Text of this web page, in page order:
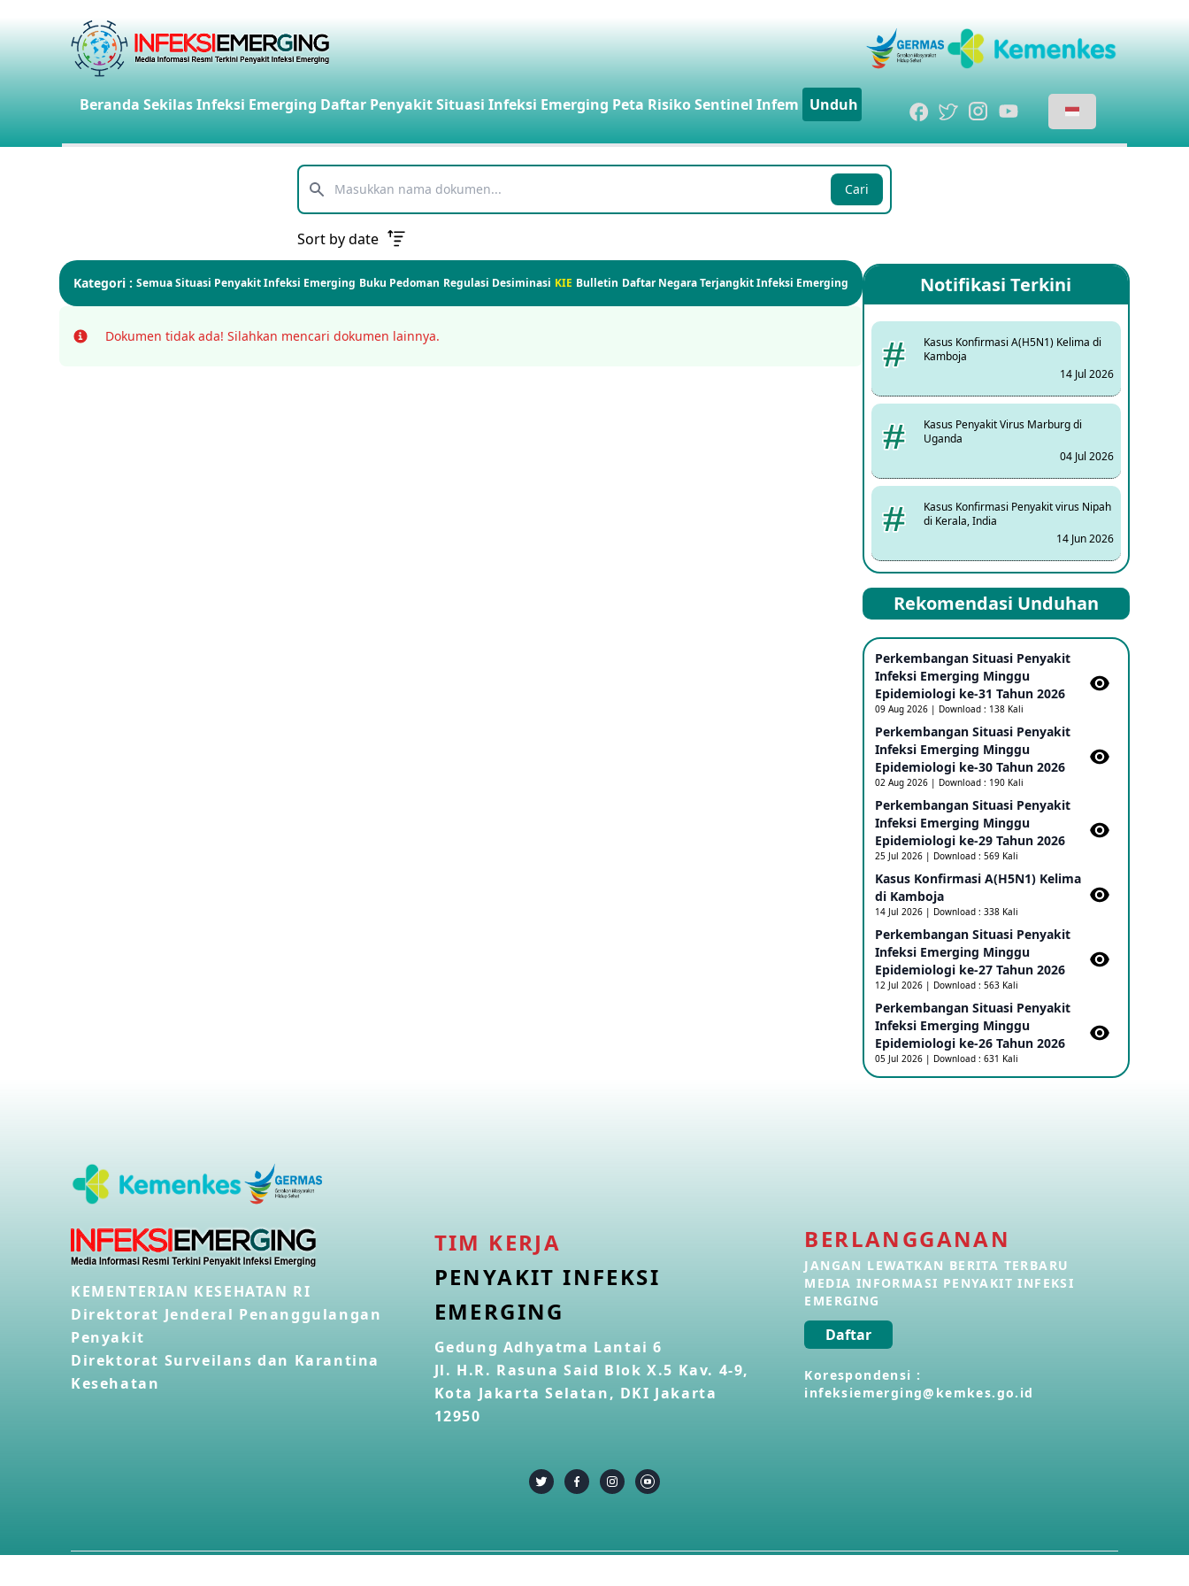
Beranda Sekilas Infeksi Emerging Daftar PenyakitSituasi Infeksi Emerging Peta RisikoSentinel Infem Unduh
Telusuri Cari
Sort by date
Kategori : Semua Situasi Penyakit Infeksi Emerging Buku Pedoman Regulasi Desiminasi KIE Bulletin Daftar Negara Terjangkit Infeksi Emerging
Info Dokumen tidak ada! Silahkan mencari dokumen lainnya.
Notifikasi Terkini
Kasus Konfirmasi A(H5N1) Kelima di
Kamboja
14 Jul 2026
Kasus Penyakit Virus Marburg di
Uganda
04 Jul 2026
Kasus Konfirmasi Penyakit virus Nipah
di Kerala, India
14 Jun 2026
Kasus Dicurigai Penyakit virus Nipah di
Kerala, India
12 Jun 2026
Mpox Clade 1b di Taiwan
25 May 2026
Update Informasi PHEIC Penyakit
Ebola
Penetapan Outbreak Penyakit Ebola di
RD Kongo dan Uganda Sebagai PHEIC
Outbreak Penyakti Ebola di RD Kongo
16 May 2026
Kasus Konfirmasi A(H5NN6) di Cina
08 May 2026
Update Penyakit Virus Hanta Tipe HPS
di Kapal Pesiar MV Hondius
berkaitan dengan CMNV
Inggris
Rekomendasi Unduhan
Perkembangan Situasi Penyakit
Infeksi Emerging Minggu
Epidemiologi ke-31 Tahun 2026
09 Aug 2026 | Download : 138 Kali
Perkembangan Situasi Penyakit
Infeksi Emerging Minggu
Epidemiologi ke-30 Tahun 2026
02 Aug 2026 | Download : 190 Kali
Perkembangan Situasi Penyakit
Infeksi Emerging Minggu
Epidemiologi ke-29 Tahun 2026
25 Jul 2026 | Download : 569 Kali
Kasus Konfirmasi A(H5N1) Kelima
di Kamboja​
14 Jul 2026 | Download : 338 Kali
Perkembangan Situasi Penyakit
Infeksi Emerging Minggu
Epidemiologi ke-27 Tahun 2026
12 Jul 2026 | Download : 563 Kali
Perkembangan Situasi Penyakit
Infeksi Emerging Minggu
Epidemiologi ke-26 Tahun 2026
05 Jul 2026 | Download : 631 Kali
KEMENTERIAN KESEHATAN RI
Direktorat Jenderal Penanggulangan
Penyakit
Direktorat Surveilans dan Karantina
Kesehatan
TIM KERJA
PENYAKIT INFEKSI
EMERGING
Gedung Adhyatma Lantai 6
Jl. H.R. Rasuna Said Blok X.5 Kav. 4-9,
Kota Jakarta Selatan, DKI Jakarta
12950
BERLANGGANAN
JANGAN LEWATKAN BERITA TERBARU
MEDIA INFORMASI PENYAKIT INFEKSI
EMERGING
Daftar
Korespondensi :
infeksiemerging@kemkes.go.id